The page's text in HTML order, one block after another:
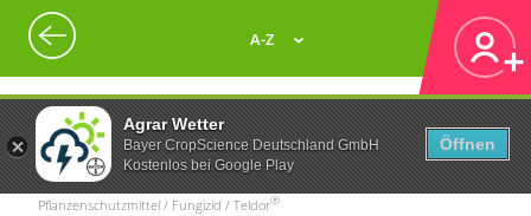
Agrar Wetter
Bayer CropScience Deutschland GmbH
Kostenlos bei Google Play
Öffnen
A-Z
Pflanzenschutzmittel / Fungizid / Teldor®